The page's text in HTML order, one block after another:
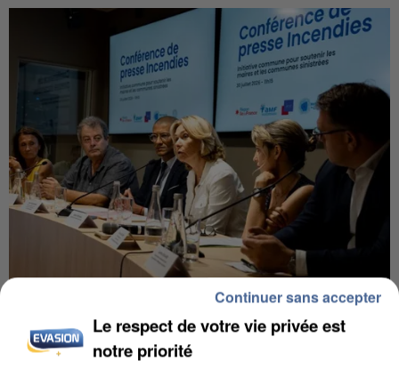
INCENDIES : L’ÎLE-DE-FRANCE LANCE UN ÉLAN
DE SOLIDARITÉ AVEC LES...
Le respect de votre vie privée est
notre priorité
Continuer sans accepter